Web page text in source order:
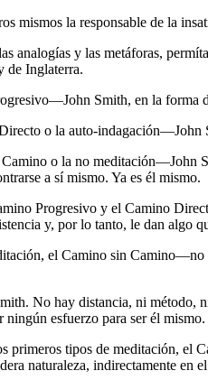
mismos la responsable de la
analogías y las metáforas,
de Inglaterra.
Smith, en la forma
o la auto-indagación―John
o la no meditación―John
a sí mismo. Ya es él mismo.
Progresivo y el Camino
y, por lo tanto, le dan algo
el Camino sin Camino―no
No hay distancia, ni método,
ningún esfuerzo para ser él mismo.
primeros tipos de meditación, el
naturaleza, indirectamente